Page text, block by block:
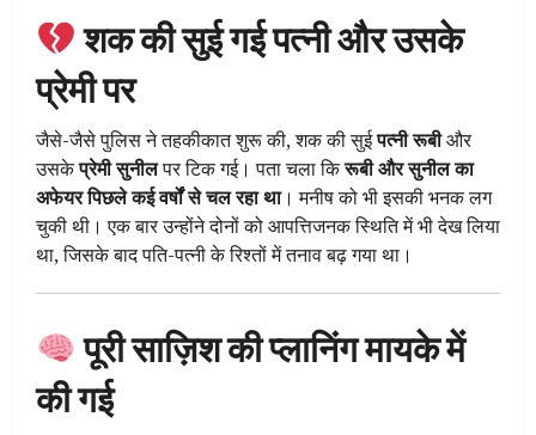
शक की सुई गई पत्नी और उसके
प्रेमी पर
जैसे-जैसे पुलिस ने तहकीकात शुरू की, शक की सुईपत्नी रूबीऔर
उसकेप्रेमी सुनीलपर टिक गई। पता चला किरूबी और सुनील का
अफेयर पिछले कई वर्षों से चल रहा था। मनीष को भी इसकी भनक लग
चुकी थी। एक बार उन्होंने दोनों को आपत्तिजनक स्थिति में भी देख लिया
था, जिसके बाद पति-पत्नी के रिश्तों में तनाव बढ़ गया था।
पूरी साज़िश की प्लानिंग मायके में
की गई